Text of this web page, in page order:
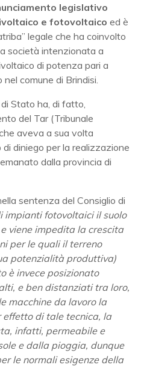
legislativo
e fotovoltaico ed è
legale che ha coinvolto
società intenzionata a
di potenza pari a
comune di Brindisi.
Stato ha, di fatto,
del Tar (Tribunale
aveva a sua volta
diniego per la realizzazione
dalla provincia di
sentenza del Consiglio di
impianti fotovoltaici il suolo
viene impedita la crescita
per le quali il terreno
potenzialità produttiva)
è invece posizionato
e ben distanziati tra loro,
macchine da lavoro la
effetto di tale tecnica, la
infatti, permeabile e
e dalla pioggia, dunque
le normali esigenze della